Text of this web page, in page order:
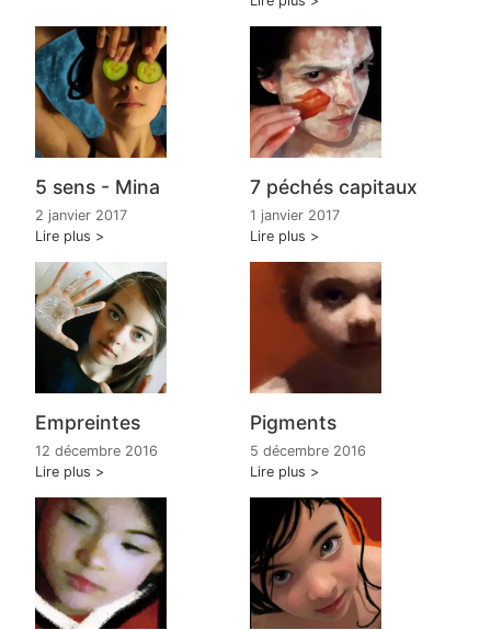
5 sens - Mina
2 janvier 2017
Lire plus
7 péchés capitaux
1 janvier 2017
Lire plus
Empreintes
12 décembre 2016
Lire plus
Pigments
5 décembre 2016
Lire plus